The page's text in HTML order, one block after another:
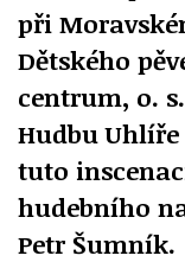
při
Dětského
centrum, o.
Hudbu
tuto
hudebního
Petr Šumník.